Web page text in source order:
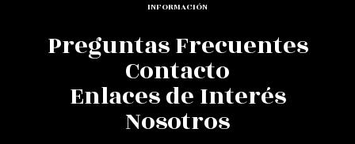
INFORMACIÓN
Preguntas Frecuentes
Contacto
Enlaces de Interés
Nosotros